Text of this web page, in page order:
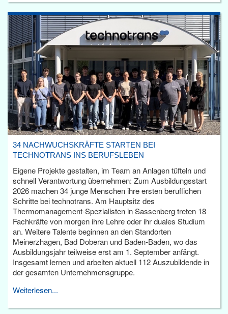
34 NACHWUCHSKRÄFTE STARTEN BEI
TECHNOTRANS INS BERUFSLEBEN
Eigene Projekte gestalten, im Team an Anlagen tüfteln und
schnell Verantwortung übernehmen: Zum Ausbildungsstart
2026 machen 34 junge Menschen ihre ersten beruflichen
Schritte bei technotrans. Am Hauptsitz des
Thermomanagement-Spezialisten in Sassenberg treten 18
Fachkräfte von morgen ihre Lehre oder ihr duales Studium
an. Weitere Talente beginnen an den Standorten
Meinerzhagen, Bad Doberan und Baden-Baden, wo das
Ausbildungsjahr teilweise erst am 1. September anfängt.
Insgesamt lernen und arbeiten aktuell 112 Auszubildende in
der gesamten Unternehmensgruppe.
Weiterlesen...